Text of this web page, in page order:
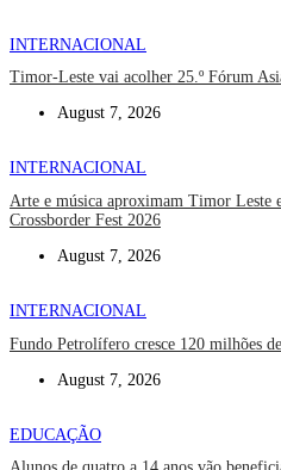
INTERNACIONAL
Timor-Leste vai acolher 25.º Fórum
August 7, 2026
INTERNACIONAL
Arte e música aproximam Timor Leste
Crossborder Fest 2026
August 7, 2026
INTERNACIONAL
Fundo Petrolífero cresce 120 milhões
August 7, 2026
EDUCAÇÃO